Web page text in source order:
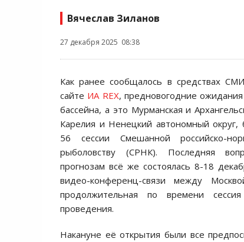
Вячеслав Зиланов
27 декабря 2025 08:38
Как ранее сообщалось в средствах
сайте ИА REX, предновогодние
бассейна, а это Мурманская и
Карелия и Ненецкий автономный округ,
56 сессии Смешанной российско-
рыболовству (СРНК). Последняя
прогнозам всё же состоялась 8-18
видео-конференц-связи между
продолжительная по времени
проведения.
Накануне её открытия были все